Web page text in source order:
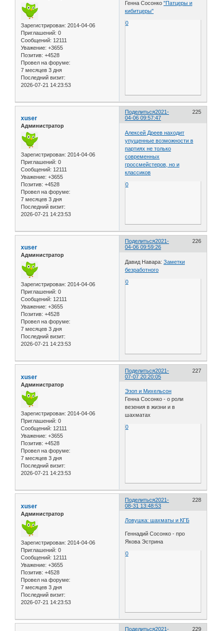
Зарегистрирован: 2014-04-06
Приглашений: 0
Сообщений: 12111
Уважение: +3655
Позитив: +4528
Провел на форуме:
7 месяцев 3 дня
Последний визит:
2026-07-21 14:23:53
Генна Сосонко"Патцеры и
кибитцеры"
0
Поделиться 225
2021-
04-06 09:57:47
xuser
Администратор
Зарегистрирован: 2014-04-06
Приглашений: 0
Сообщений: 12111
Уважение: +3655
Позитив: +4528
Провел на форуме:
7 месяцев 3 дня
Последний визит:
2026-07-21 14:23:53
Алексей Дреев находит
упущенные возможности в
партиях не только
современных
гроссмейстеров, но и
классиков
0
Поделиться 226
2021-
04-06 09:59:26
xuser
Администратор
Зарегистрирован: 2014-04-06
Приглашений: 0
Сообщений: 12111
Уважение: +3655
Позитив: +4528
Провел на форуме:
7 месяцев 3 дня
Последний визит:
2026-07-21 14:23:53
Давид Навара:Заметки
безработного
0
Поделиться 227
2021-
07-07 20:20:05
xuser
Администратор
Зарегистрирован: 2014-04-06
Приглашений: 0
Сообщений: 12111
Уважение: +3655
Позитив: +4528
Провел на форуме:
7 месяцев 3 дня
Последний визит:
2026-07-21 14:23:53
Эзоп и Михельсон
Генна Сосонко - о роли
везения в жизни и в
шахматах
0
Поделиться 228
2021-
08-31 13:48:53
xuser
Администратор
Зарегистрирован: 2014-04-06
Приглашений: 0
Сообщений: 12111
Уважение: +3655
Позитив: +4528
Провел на форуме:
7 месяцев 3 дня
Последний визит:
2026-07-21 14:23:53
Ловушка: шахматы и КГБ
Геннадий Сосонко - про
Якова Эстрина
0
Поделиться 229
2021-